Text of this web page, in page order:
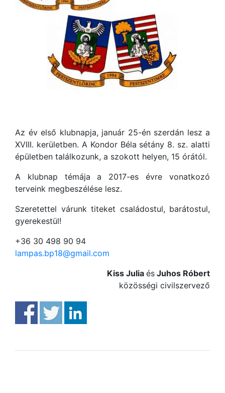
Az év első klubnapja, január 25-én szerdán lesz a
XVIII. kerületben. A Kondor Béla sétány 8. sz. alatti
épületben találkozunk, a szokott helyen, 15 órától.
A klubnap témája a 2017-es évre vonatkozó
terveink megbeszélése lesz.
Szeretettel várunk titeket családostul, barátostul,
gyerekestül!
+36 30 498 90 94
lampas.bp18@gmail.com
Kiss Julia és Juhos Róbert
közösségi civilszervező